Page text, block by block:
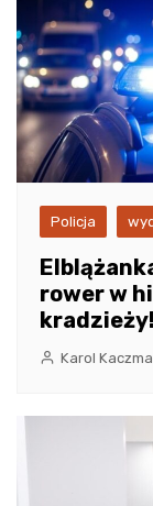
Policja
rower w
kradzieży!
Karol